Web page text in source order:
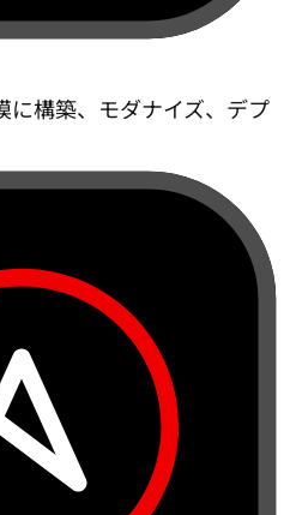
に構築、モダナイズ、デプ